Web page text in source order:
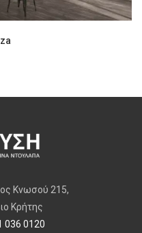
Κνωσού 215,
Κρήτης
036 0120